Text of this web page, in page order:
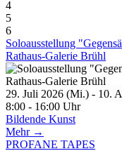
4
5
6
Soloausstellung
Rathaus-Galerie Brühl
29. Juli 2026 (Mi.) - 10.
8:00 - 16:00 Uhr
Bildende Kunst
Mehr →
PROFANE TAPES